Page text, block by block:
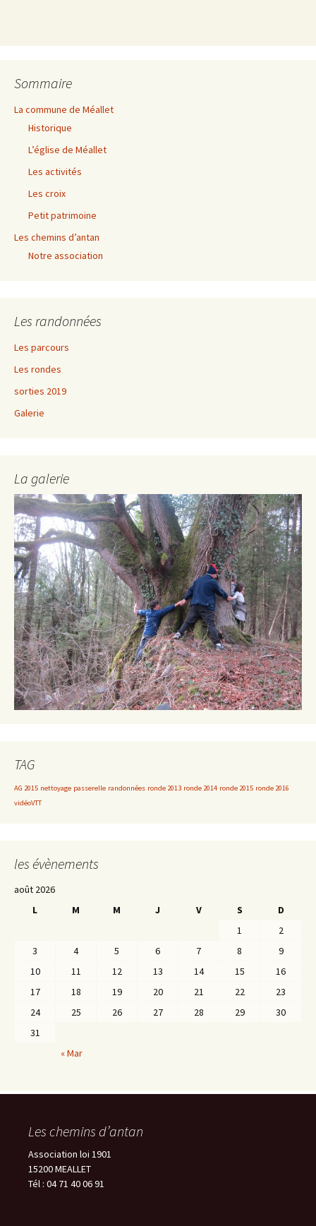
Sommaire
La commune de Méallet
Historique
L’église de Méallet
Les activités
Les croix
Petit patrimoine
Les chemins d’antan
Notre association
Les randonnées
Les parcours
Les rondes
sorties 2019
Galerie
La galerie
TAG
AG 2015 nettoyage passerelle randonnées ronde 2013 ronde 2014 ronde 2015 ronde 2016
vidéoVTT
les évènements
août 2026
L
M M J V S
D
1
2
3
4 5 6 7 8
9
10
11 12 13 14 15
16
17
18 19 20 21 22
23
24
25 26 27 28 29
30
31
« Mar
Les chemins d’antan
Association loi 1901
15200 MEALLET
Tél : 04 71 40 06 91